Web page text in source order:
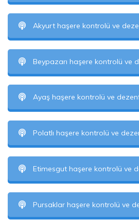
Akyurt haşere kontrolü ve
Beypazarı haşere kontrolü ve
Ayaş haşere kontrolü ve
Polatlı haşere kontrolü ve
Etimesgut haşere kontrolü ve
Pursaklar haşere kontrolü ve